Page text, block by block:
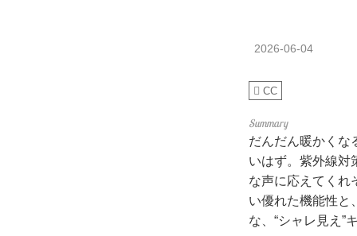
2026-06-04
CC
だんだん暖かくな
いはず。紫外線
な声に応えてくれ
い優れた機能性と
な、“シャレ見え”